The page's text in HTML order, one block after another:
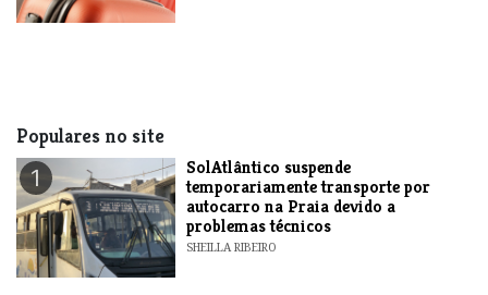
Populares no site
1
SolAtlântico suspende
temporariamente transporte por
autocarro na Praia devido a
problemas técnicos
SHEILLA RIBEIRO